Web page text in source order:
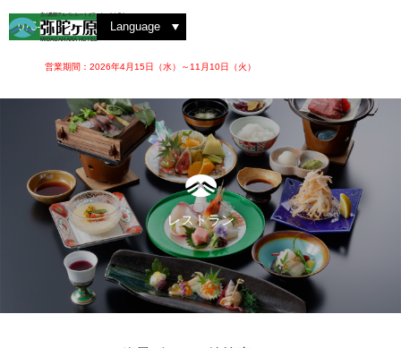
立山黒部アルペンルートオフィシャルホテル
MIDAGAHARA HOTEL
076-442-2222 Language
営業期間：2026年4月15日（水）～11月10日（火）
レストラン